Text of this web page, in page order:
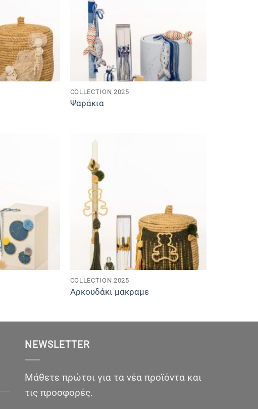
COLLECTION 2025
Ψαράκια
COLLECTION 2025
Αρκουδάκι μακραμε
NEWSLETTER
Μάθετε πρώτοι για τα νέα προϊόντα και
τις προσφορές.